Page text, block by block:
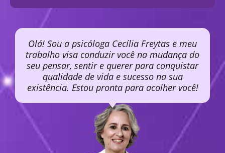
Olá! Sou a psicóloga Cecília Freytas e meu
trabalho visa conduzir você na mudança do
seu pensar, sentir e querer para conquistar
qualidade de vida e sucesso na sua
existência. Estou pronta para acolher você!